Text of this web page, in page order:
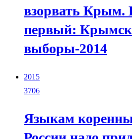
взорвать Крым.
первый:
выборы-2014
2015
3706
Языкам